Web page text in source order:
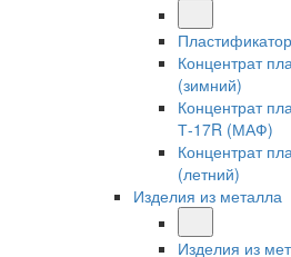
Концентрат
(зимний)
Концентрат
Т-17R (МАФ)
Концентрат
(летний)
Изделия из металла
Изделия из